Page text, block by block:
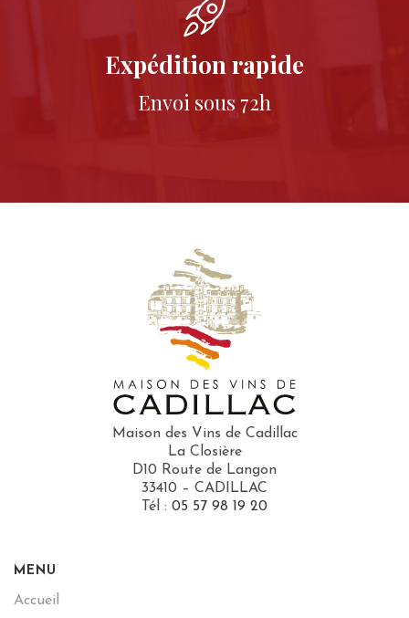
Expédition rapide
Envoi sous 72h
Maison des Vins de Cadillac
La Closière
D10 Route de Langon
33410 – CADILLAC
Tél : 05 57 98 19 20
MENU
Accueil